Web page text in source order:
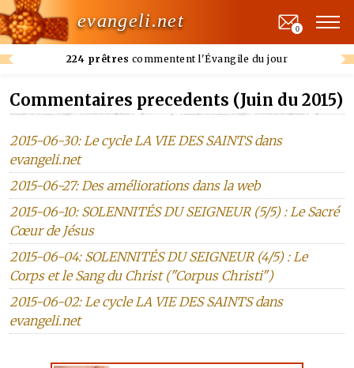
evangeli.net
224 prêtres commentent l'Évangile du jour
0
Commentaires precedents (Juin du 2015)
2015-06-30: Le cycle LA VIE DES SAINTS dans
evangeli.net
2015-06-27: Des améliorations dans la web
2015-06-10: SOLENNITÉS DU SEIGNEUR (5/5) : Le Sacré
Cœur de Jésus
2015-06-04: SOLENNITÉS DU SEIGNEUR (4/5) : Le
Corps et le Sang du Christ ("Corpus Christi")
2015-06-02: Le cycle LA VIE DES SAINTS dans
evangeli.net